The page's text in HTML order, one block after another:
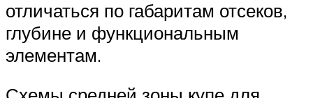
отличаться по габаритам отсеков,
глубине и функциональным
элементам.